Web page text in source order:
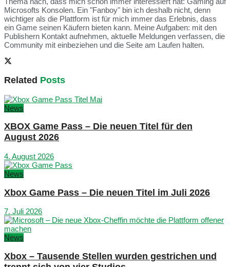
Microsofts Konsolen. Ein "Fanboy" bin ich deshalb nicht, denn
wichtiger als die Plattform ist für mich immer das Erlebnis, dass
ein Game seinen Käufern bieten kann. Meine Aufgaben: mit den
Publishern Kontakt aufnehmen, aktuelle Meldungen verfassen, die
Community mit einbeziehen und die Seite am Laufen halten.
Related Posts
News
XBOX Game Pass – Die neuen Titel für den
August 2026
4. August 2026
News
Xbox Game Pass – Die neuen Titel im Juli 2026
7. Juli 2026
News
Xbox – Tausende Stellen wurden gestrichen und